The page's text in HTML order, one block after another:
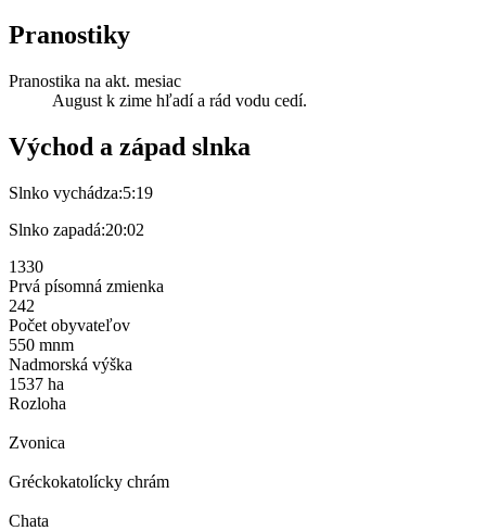
Pranostiky
Pranostika na akt. mesiac
August k zime hľadí a rád vodu cedí.
Východ a západ slnka
Slnko vychádza:5:19
Slnko zapadá:20:02
1330
Prvá písomná zmienka
242
Počet obyvateľov
550 mnm
Nadmorská výška
1537 ha
Rozloha
Zvonica
Gréckokatolícky chrám
Chata